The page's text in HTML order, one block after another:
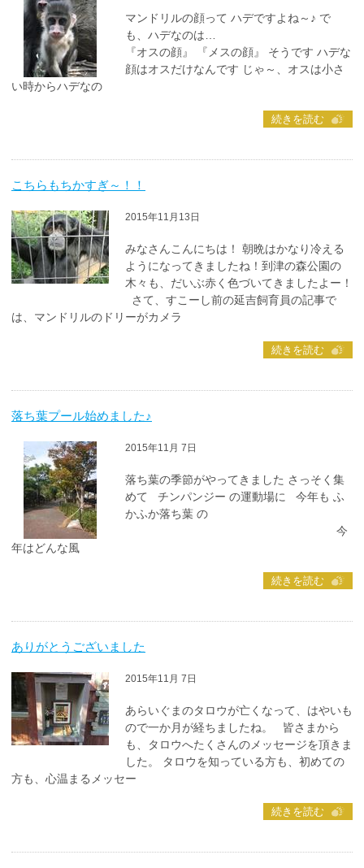
マンドリルの顔って ハデですよね～♪ で
も、ハデなのは…
『オスの顔』 『メスの顔』 そうです ハデな
顔はオスだけなんです じゃ～、オスは小さ
い時からハデなの
続きを読む
こちらもちかすぎ～！！
2015年11月13日
みなさんこんにちは！ 朝晩はかなり冷える
ようになってきましたね！到津の森公園の
木々も、だいぶ赤く色づいてきましたよー！
さて、すこーし前の延吉飼育員の記事で
は、マンドリルのドリーがカメラ
続きを読む
落ち葉プール始めました♪
2015年11月 7日
落ち葉の季節がやってきました さっそく集
めて チンパンジー の運動場に 今年も ふ
かふか落ち葉 の
今
年はどんな風
続きを読む
ありがとうございました
2015年11月 7日
あらいぐまのタロウが亡くなって、はやいも
ので一か月が経ちましたね。 皆さまから
も、タロウへたくさんのメッセージを頂きま
した。 タロウを知っている方も、初めての
方も、心温まるメッセー
続きを読む